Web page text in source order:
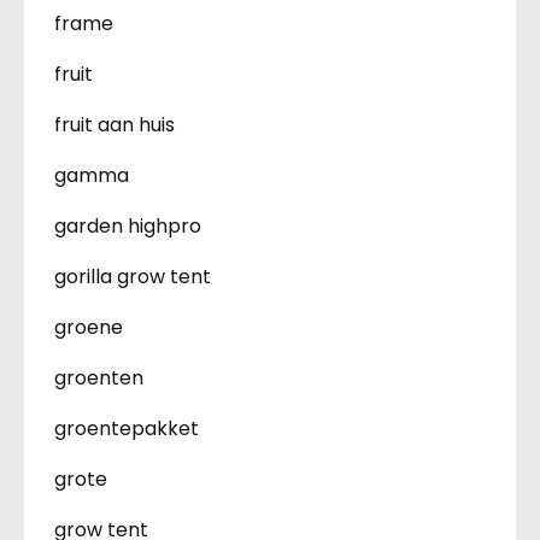
frame
fruit
fruit aan huis
gamma
garden highpro
gorilla grow tent
groene
groenten
groentepakket
grote
grow tent